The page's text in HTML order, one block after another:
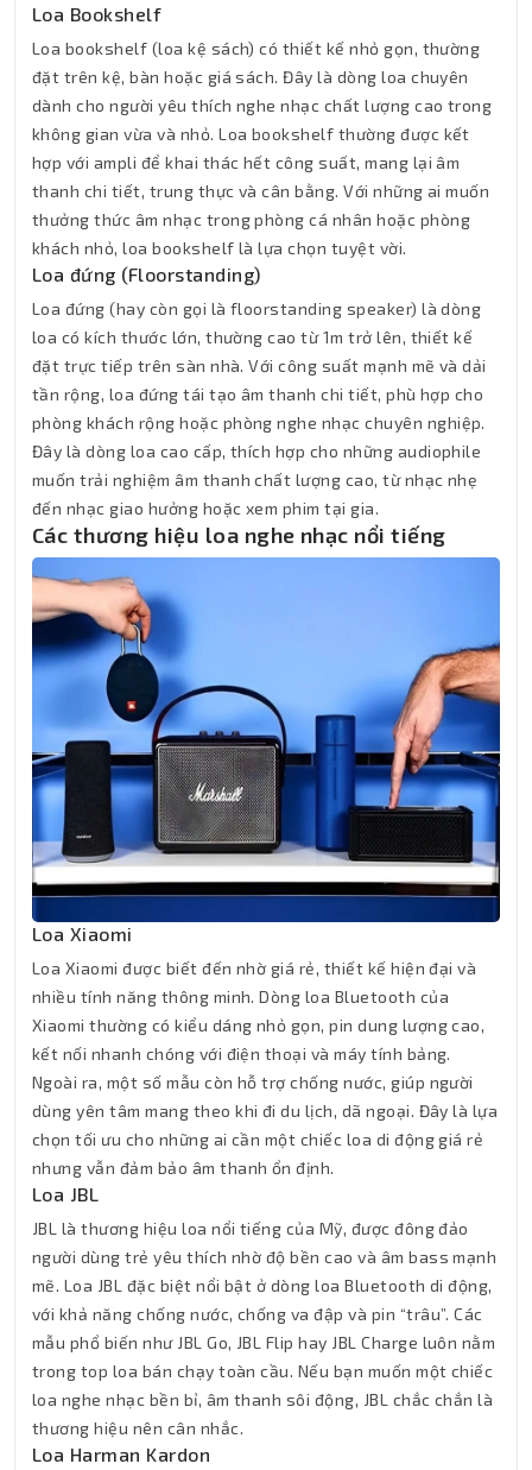
Loa Bookshelf
Loa bookshelf (loa kệ sách) có thiết kế nhỏ gọn, thường
đặt trên kệ, bàn hoặc giá sách. Đây là dòng loa chuyên
dành cho người yêu thích nghe nhạc chất lượng cao trong
không gian vừa và nhỏ. Loa bookshelf thường được kết
hợp với ampli để khai thác hết công suất, mang lại âm
thanh chi tiết, trung thực và cân bằng. Với những ai muốn
thưởng thức âm nhạc trong phòng cá nhân hoặc phòng
khách nhỏ, loa bookshelf là lựa chọn tuyệt vời.
Loa đứng (Floorstanding)
Loa đứng (hay còn gọi là floorstanding speaker) là dòng
loa có kích thước lớn, thường cao từ 1m trở lên, thiết kế
đặt trực tiếp trên sàn nhà. Với công suất mạnh mẽ và dải
tần rộng, loa đứng tái tạo âm thanh chi tiết, phù hợp cho
phòng khách rộng hoặc phòng nghe nhạc chuyên nghiệp.
Đây là dòng loa cao cấp, thích hợp cho những audiophile
muốn trải nghiệm âm thanh chất lượng cao, từ nhạc nhẹ
đến nhạc giao hưởng hoặc xem phim tại gia.
Các thương hiệu loa nghe nhạc nổi tiếng
Loa Xiaomi
Loa Xiaomi được biết đến nhờ giá rẻ, thiết kế hiện đại và
nhiều tính năng thông minh. Dòng loa Bluetooth của
Xiaomi thường có kiểu dáng nhỏ gọn, pin dung lượng cao,
kết nối nhanh chóng với điện thoại và máy tính bảng.
Ngoài ra, một số mẫu còn hỗ trợ chống nước, giúp người
dùng yên tâm mang theo khi đi du lịch, dã ngoại. Đây là lựa
chọn tối ưu cho những ai cần một chiếc loa di động giá rẻ
nhưng vẫn đảm bảo âm thanh ổn định.
Loa JBL
JBL là thương hiệu loa nổi tiếng của Mỹ, được đông đảo
người dùng trẻ yêu thích nhờ độ bền cao và âm bass mạnh
mẽ. Loa JBL đặc biệt nổi bật ở dòng loa Bluetooth di động,
với khả năng chống nước, chống va đập và pin “trâu”. Các
mẫu phổ biến như JBL Go, JBL Flip hay JBL Charge luôn nằm
trong top loa bán chạy toàn cầu. Nếu bạn muốn một chiếc
loa nghe nhạc bền bỉ, âm thanh sôi động, JBL chắc chắn là
thương hiệu nên cân nhắc.
Loa Harman Kardon